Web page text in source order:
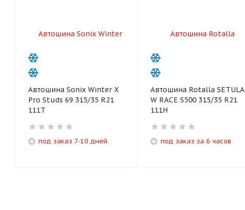
Автошина Sonix Winter X
Pro Studs 69 315/35 R21
111T
под заказ 7-10 дней
Автошина Rotalla SETULA
W RACE S500 315/35 R21
111H
под заказ за 6 часов